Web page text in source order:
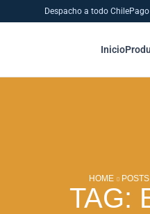
Despacho a todo Chile
Inicio
HOME
TAG: